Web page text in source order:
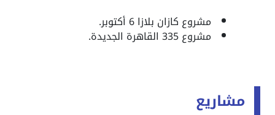
مشروع كازان بلازا 6 أكتوبر.
مشروع 335 القاهرة الجديدة.
مشاريع